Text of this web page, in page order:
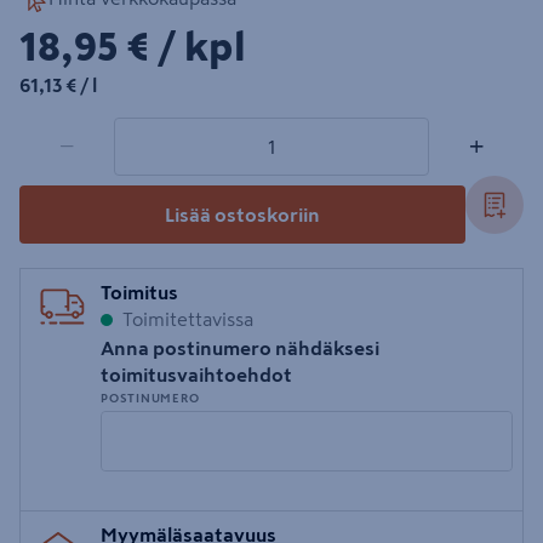
18,95€/kpl
18,95 € / kpl
61,13€/l
61,13 € / l
− +
Lisää ostoskoriin
Toimitus
Toimitettavissa
Anna postinumero nähdäksesi
toimitusvaihtoehdot
POSTINUMERO
Myymäläsaatavuus